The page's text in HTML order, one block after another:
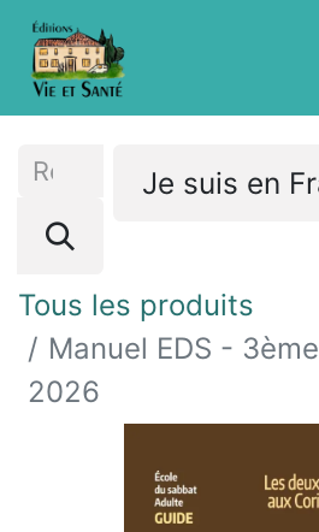
Je suis en
Tous les produits
Manuel EDS -
2026